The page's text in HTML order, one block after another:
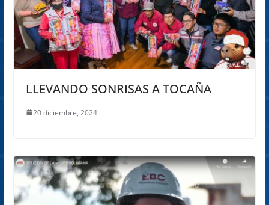
LLEVANDO SONRISAS A TOCAÑA
20 diciembre, 2024